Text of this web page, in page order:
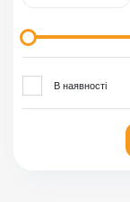
В наявності